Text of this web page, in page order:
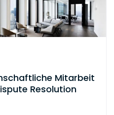
Mitarbeit
Resolution